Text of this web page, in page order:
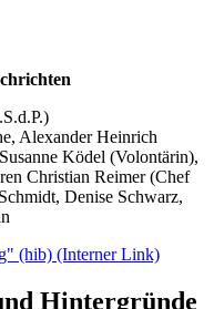
Alexander Heinrich
Susanne Ködel (Volontärin),
Christian Reimer (Chef
Denise Schwarz,
(hib) (Interner Link)
Hintergründe